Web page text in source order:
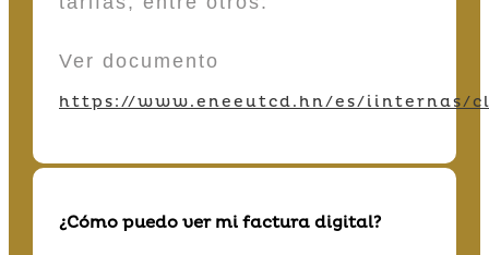
Ver documento
https://www.eneeutcd.hn/es/iinternas/
¿Cómo puedo ver mi factura digital?